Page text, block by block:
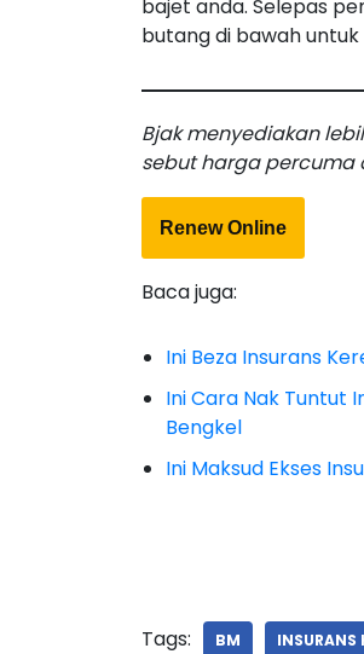
bajet anda. Selepas
butang di bawah
Bjak menyediakan
sebut harga percuma
Renew Online
Baca juga:
Ini Beza Insurans
Ini Cara Nak Tuntut
Bengkel
Ini Maksud Ekses
Tags: BM INSURANS